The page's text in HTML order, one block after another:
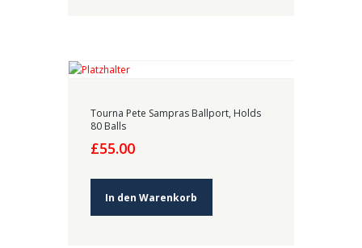
Tourna Pete Sampras Ballport, Holds
80 Balls
£55.00
In den Warenkorb